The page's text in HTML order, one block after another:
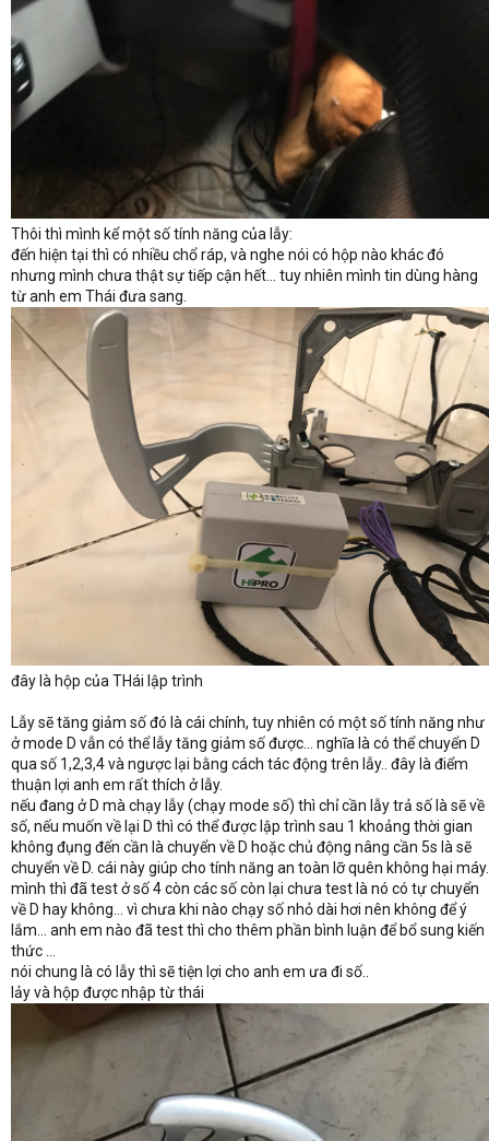
Thôi thì mình kể một số tính năng của lẫy:
đến hiện tại thì có nhiều chổ ráp, và nghe nói có hộp nào khác đó
nhưng mình chưa thật sự tiếp cận hết... tuy nhiên mình tin dùng hàng
từ anh em Thái đưa sang.
đây là hộp của THái lập trình
Lẫy sẽ tăng giảm số đó là cái chính, tuy nhiên có một số tính năng như
ở mode D vẫn có thể lẫy tăng giảm số được... nghĩa là có thể chuyển D
qua số 1,2,3,4 và ngược lại bằng cách tác động trên lẫy.. đây là điểm
thuận lợi anh em rất thích ở lẫy.
nếu đang ở D mà chạy lẫy (chạy mode số) thì chỉ cần lẫy trả số là sẽ về
số, nếu muốn về lại D thì có thể được lập trình sau 1 khoảng thời gian
không đụng đến cần là chuyển về D hoặc chủ động nâng cần 5s là sẽ
chuyển về D. cái này giúp cho tính năng an toàn lỡ quên không hại máy.
mình thì đã test ở số 4 còn các số còn lại chưa test là nó có tự chuyển
về D hay không... vì chưa khi nào chạy số nhỏ dài hơi nên không để ý
lắm... anh em nào đã test thì cho thêm phần bình luận để bổ sung kiến
thức ...
nói chung là có lẫy thì sẽ tiện lợi cho anh em ưa đi số..
lảy và hộp được nhập từ thái